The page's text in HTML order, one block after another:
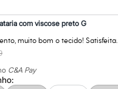
com viscose preto G
muito bom o tecido! Satisfeita.
C&A Pay
: